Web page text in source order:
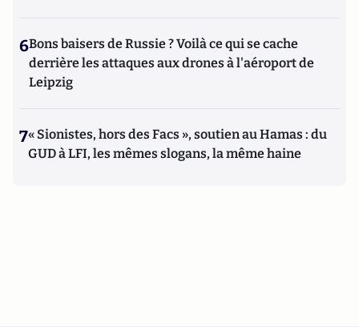
6Bons baisers de Russie ? Voilà ce qui se cache
derrière les attaques aux drones à l'aéroport de
Leipzig
7« Sionistes, hors des Facs », soutien au Hamas : du
GUD à LFI, les mêmes slogans, la même haine